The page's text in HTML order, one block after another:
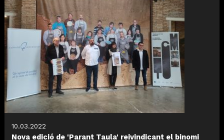
10.03.2022
Nova edició de 'Parant Taula' reivindicant el binomi